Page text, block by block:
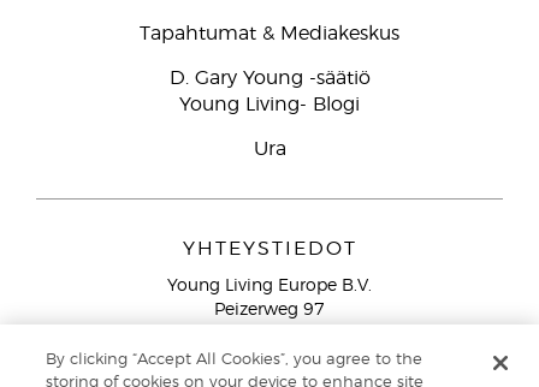
Tapahtumat & Mediakeskus
D. Gary Young -säätiö
Young Living- Blogi
Ura
YHTEYSTIEDOT
Young Living Europe B.V.
Peizerweg 97
Netherlands
By clicking “Accept All Cookies”, you agree to the
storing of cookies on your device to enhance site